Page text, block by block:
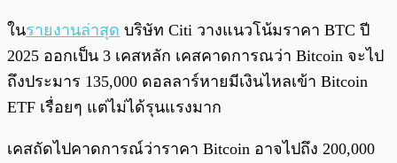
ในรายงานล่าสุด บริษัท Citi วางแนวโน้มราคา BTC ปี
2025 ออกเป็น 3 เคสหลัก เคสคาดการณว่า Bitcoin จะไป
ถึงประมาร 135,000 ดอลลาร์หายมีเงินไหลเข้า Bitcoin
ETF เรื่อยๆ แต่ไม่ได้รุนแรงมาก
เคสถัดไปคาดการณ์ว่าราคา Bitcoin อาจไปถึง 200,000